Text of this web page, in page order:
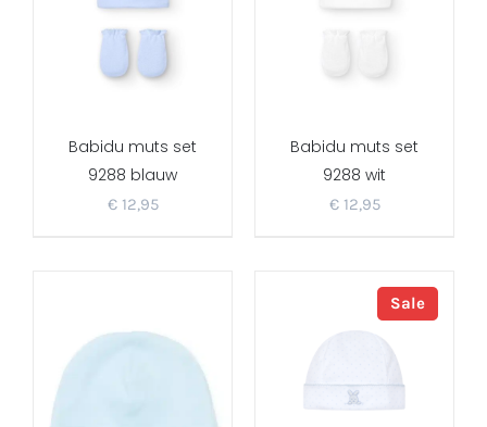
Babidu muts set
9288 blauw
€12,95
Babidu muts set
9288 wit
€12,95
Sale